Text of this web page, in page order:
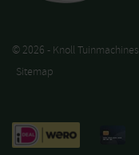
© 2026 - Knoll Tuinmachines
Sitemap